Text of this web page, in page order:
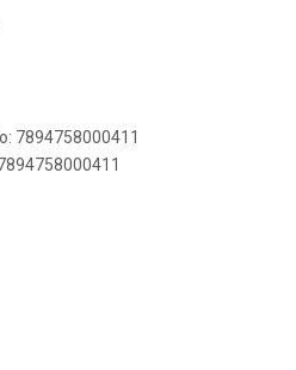
7894758000411